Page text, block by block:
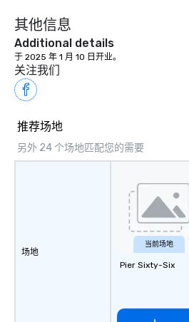
其他信息
Additional details
于 2025 年 1 月 10 日开业。
关注我们
推荐场地
另外 24 个场地匹配您的需要
场地
当前场地
Pier Sixty-Six